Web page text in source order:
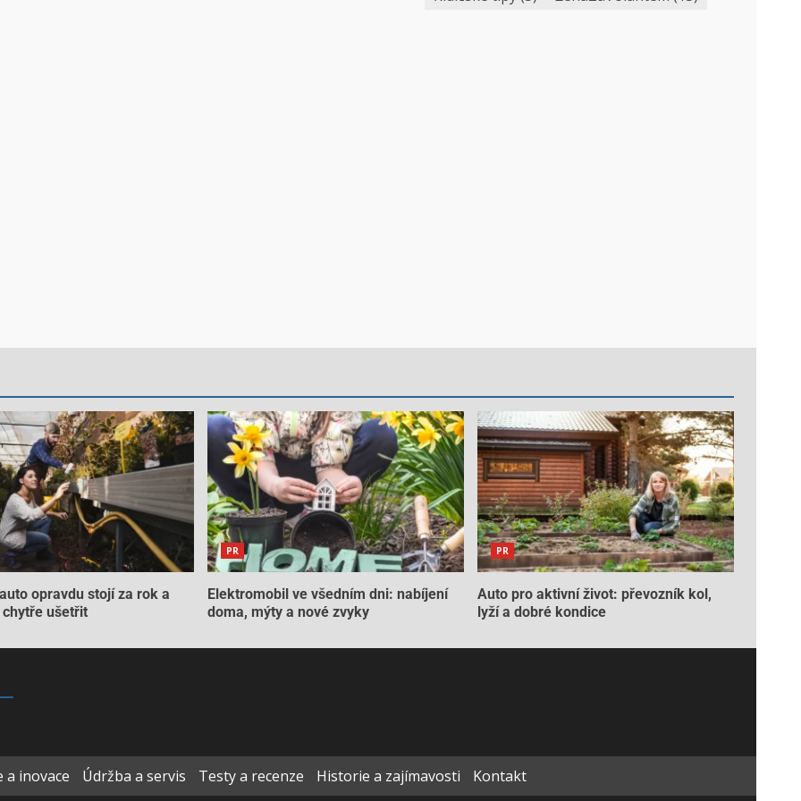
opravdu stojí za rok a
chytře ušetřit
PR
Elektromobil ve všedním dni: nabíjení
doma, mýty a nové zvyky
PR
Auto pro aktivní život: převozník kol,
lyží a dobré kondice
a inovace Údržba a servis Testy a recenze Historie a zajímavosti Kontakt